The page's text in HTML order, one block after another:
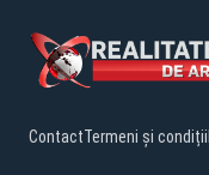
ContactTermeni și condiții